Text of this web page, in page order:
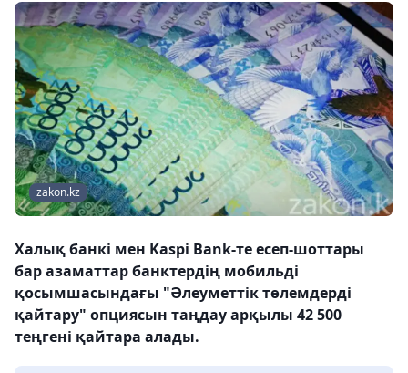
zakon.kz
Халық банкі мен Kaspi Bank-те есеп-шоттары
бар азаматтар банктердің мобильді
қосымшасындағы "Әлеуметтік төлемдерді
қайтару" опциясын таңдау арқылы 42 500
теңгені қайтара алады.